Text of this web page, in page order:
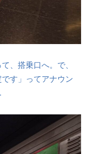
、搭乗口へ。で、
です」ってアナウン